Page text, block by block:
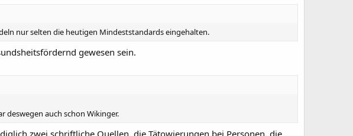
nur selten die heutigen Mindeststandards eingehalten.
gewesen sein.
deswegen auch schon Wikinger.
zwei schriftliche Quellen, die Tätowierungen bei Personen, die